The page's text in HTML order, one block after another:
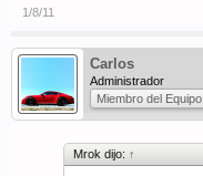
1/8/11
Carlos
Administrador
Miembro del Equipo
Mrok dijo: ↑